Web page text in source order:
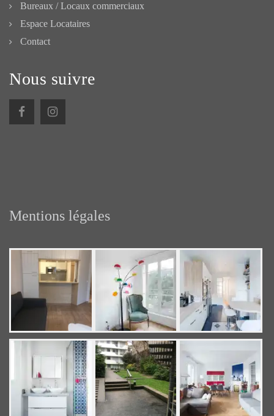
Bureaux / Locaux commerciaux
Espace Locataires
Contact
Nous suivre
Mentions légales